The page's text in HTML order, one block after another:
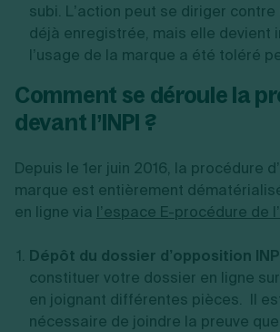
subi. L’action peut se diriger contre
déjà enregistrée, mais elle devient
l’usage de la marque a été toléré
Comment se déroule la
devant l’INPI ?
Depuis le 1er juin 2016, la procédure
marque est entièrement
en ligne via l’espace E-procédure de
Dépôt du dossier d’opposition
constituer votre dossier en ligne
en joignant différentes pièces. Il
nécessaire de joindre la preuve